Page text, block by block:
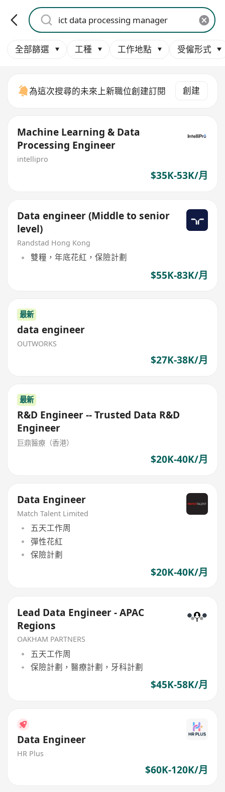
全部篩選 工種 工作地點 受僱形式
為這次搜尋的未來上新職位創建訂閱 創建
Machine Learning & Data
Processing Engineer
intellipro
$35K-53K/月
Data engineer (Middle to senior
level)
Randstad Hong Kong
雙糧，年底花紅，保險計劃
$55K-83K/月
最新
data engineer
OUTWORKS
$27K-38K/月
最新
R&D Engineer -- Trusted Data R&D
Engineer
巨鼎醫療（香港）
$20K-40K/月
Data Engineer
Match Talent Limited
五天工作周
彈性花紅
保險計劃
$20K-40K/月
Lead Data Engineer - APAC
Regions
OAKHAM PARTNERS
五天工作周
保險計劃，醫療計劃，牙科計劃
$45K-58K/月
Data Engineer
HR Plus
$60K-120K/月